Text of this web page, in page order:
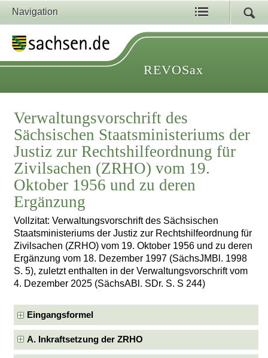
Navigation
REVOSax
Verwaltungsvorschrift des
Sächsischen Staatsministeriums der
Justiz zur Rechtshilfeordnung für
Zivilsachen (ZRHO) vom 19.
Oktober 1956 und zu deren
Ergänzung
Vollzitat: Verwaltungsvorschrift des Sächsischen
Staatsministeriums der Justiz zur Rechtshilfeordnung für
Zivilsachen (ZRHO) vom 19. Oktober 1956 und zu deren
Ergänzung vom 18. Dezember 1997 (SächsJMBl. 1998
S. 5), zuletzt enthalten in der Verwaltungsvorschrift vom
4. Dezember 2025 (SächsABl. SDr. S. S 244)
Eingangsformel
A. Inkraftsetzung der ZRHO